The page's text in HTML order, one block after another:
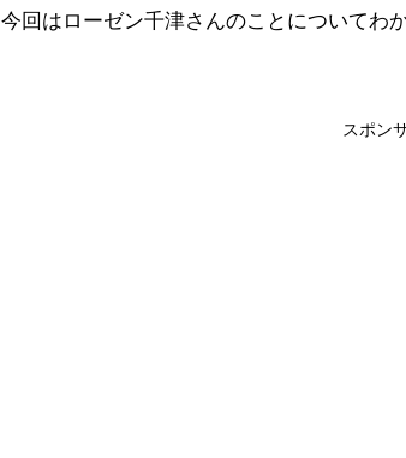
今回はローゼン千津さんのことについてわ
スポン